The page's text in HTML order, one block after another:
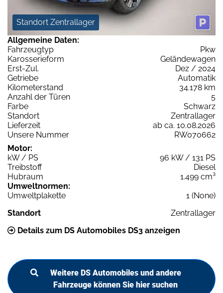
Standort Zentrallager
Allgemeine Daten:
Fahrzeugtyp
Pkw
Karosserieform
Geländewagen
Erst-Zul.
Dez / 2024
Getriebe
Automatik
Kilometerstand
34.178 km
Anzahl der Türen
5
Farbe
Schwarz
Standort
Zentrallager
Lieferzeit
ab ca. 10.08.2026
Unsere Nummer
RW070662
Motor:
kW / PS
96 kW / 131 PS
Treibstoff
Diesel
Hubraum
1.499 cm³
Umweltnormen:
Umweltplakette
1 (None)
Standort
Zentrallager
Details zum DS Automobiles DS3 anzeigen
Weitere DS Automobiles und andere
Fahrzeuge können Sie hier suchen